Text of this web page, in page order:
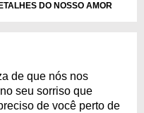
DO NOSSO AMOR
de que nós nos
seu sorriso que
de você perto de